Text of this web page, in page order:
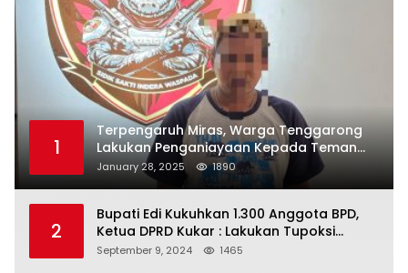
1
Terpengaruh Miras, Warga Tenggarong
Lakukan Penganiayaan Kepada Teman
Sendiri
January 28, 2025 1890
2
Bupati Edi Kukuhkan 1.300 Anggota BPD,
Ketua DPRD Kukar : Lakukan Tupoksi
Dengan Baik Untuk Wujudkan
September 9, 2024 1465